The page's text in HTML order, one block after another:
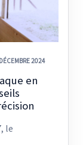
2024
en
le